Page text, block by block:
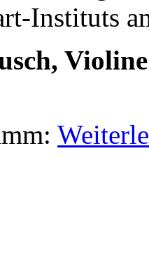
Instituts
Violine